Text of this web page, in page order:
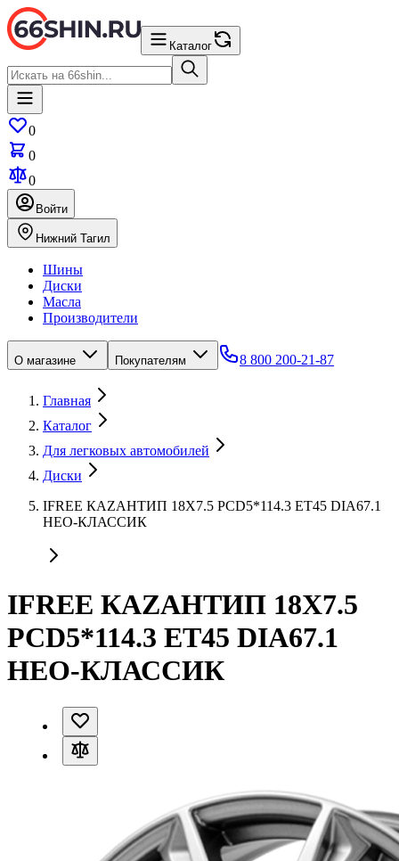
Каталог
0
0
0
Войти
Нижний Тагил
Шины
Диски
Масла
Производители
О магазине Покупателям 8 800 200-21-87
Главная
Каталог
Для легковых автомобилей
Диски
IFREE КАZАНТИП 18X7.5 PCD5*114.3 ET45 DIA67.1
НЕО-КЛАССИК
IFREE КАZАНТИП 18X7.5
PCD5*114.3 ET45 DIA67.1
НЕО-КЛАССИК